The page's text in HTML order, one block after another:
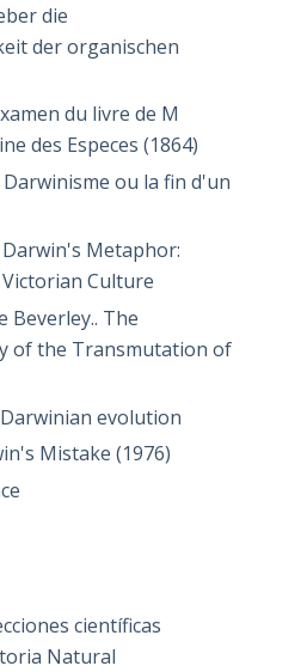
die
der organischen
du livre de M
des Especes (1864)
Darwinisme ou la fin d'un
Metaphor:
Culture
Beverley.. The
of the Transmutation of
evolution
Mistake (1976)
científicas
Natural